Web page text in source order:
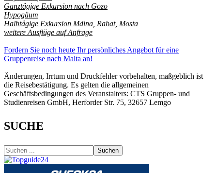
Ganztägige Exkursion nach Gozo
Hypogäum
Halbtägige Exkursion Mdina, Rabat, Mosta
weitere Ausflüge auf Anfrage
Fordern Sie noch heute Ihr persönliches Angebot für eine
Gruppenreise nach Malta an!
Änderungen, Irrtum und Druckfehler vorbehalten, maßgeblich ist
die Reisebestätigung. Es gelten die allgemeinen
Geschäftsbedingungen des Veranstalters: CTS Gruppen- und
Studienreisen GmbH, Herforder Str. 75, 32657 Lemgo
SUCHE
Suchen